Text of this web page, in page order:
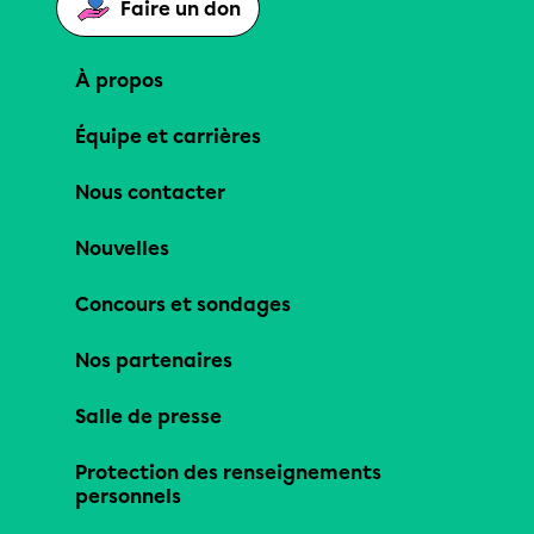
Faire un don
À propos
Équipe et carrières
Nous contacter
Nouvelles
Concours et sondages
Nos partenaires
Salle de presse
Protection des renseignements
personnels